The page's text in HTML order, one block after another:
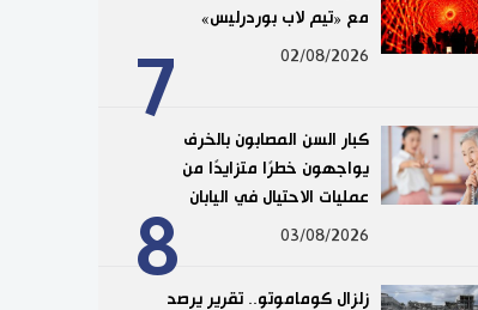
7
مع «تيم لاب بوردرليس»
02/08/2026
8
كبار السن المصابون بالخرف
يواجهون خطرًا متزايدًا من
عمليات الاحتيال في اليابان
03/08/2026
زلزال كوماموتو.. تقرير يرصد